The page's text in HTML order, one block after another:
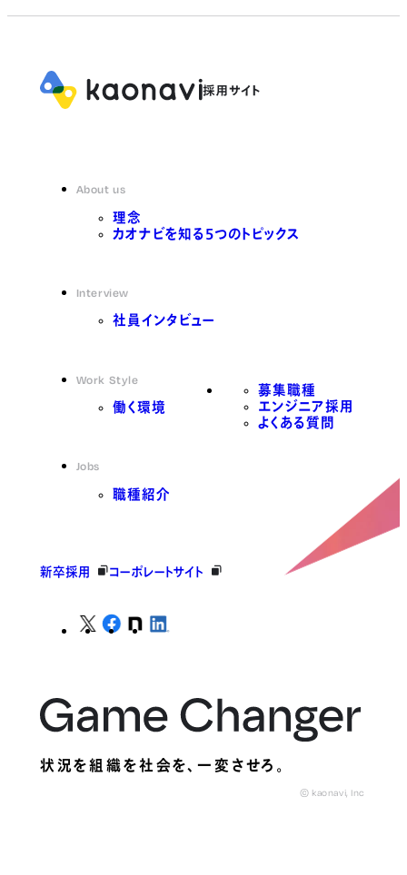
About us
理念
カオナビを知る5つのトピックス
Interview
社員インタビュー
Work Style
働く環境
Jobs
職種紹介
募集職種
エンジニア採用
よくある質問
新卒採用 コーポレートサイト
状況を組織を社会を、一変させろ。
© kaonavi, Inc